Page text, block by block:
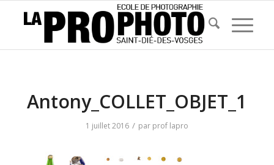
Antony_COLLET_OBJET_1
1 juillet 2016 / par prof lapro